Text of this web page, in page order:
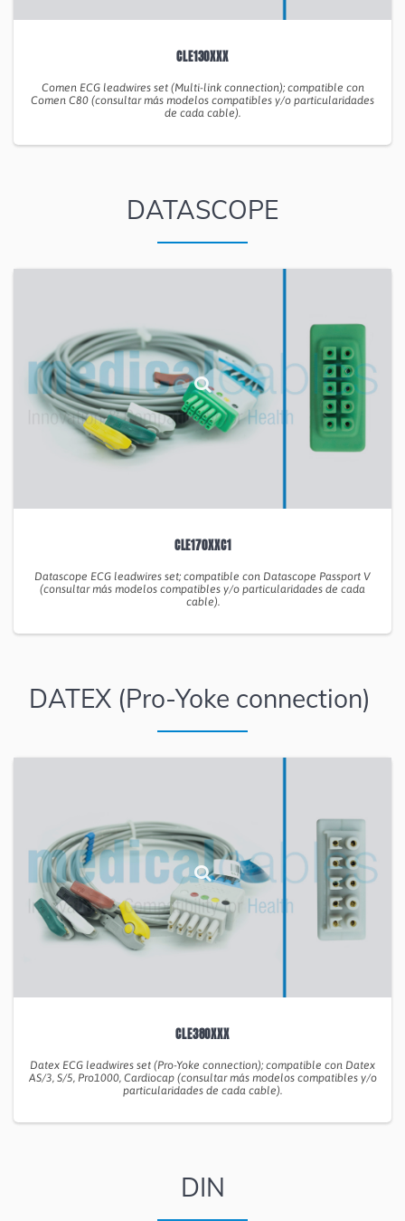
CLE130XXX
Comen ECG leadwires set (Multi-link connection); compatible con
Comen C80 (consultar más modelos compatibles y/o particularidades
de cada cable).
DATASCOPE
CLE170XXC1
Datascope ECG leadwires set; compatible con Datascope Passport V
(consultar más modelos compatibles y/o particularidades de cada
cable).
DATEX (Pro-Yoke connection)
CLE380XXX
Datex ECG leadwires set (Pro-Yoke connection); compatible con Datex
AS/3, S/5, Pro1000, Cardiocap (consultar más modelos compatibles y/o
particularidades de cada cable).
DIN